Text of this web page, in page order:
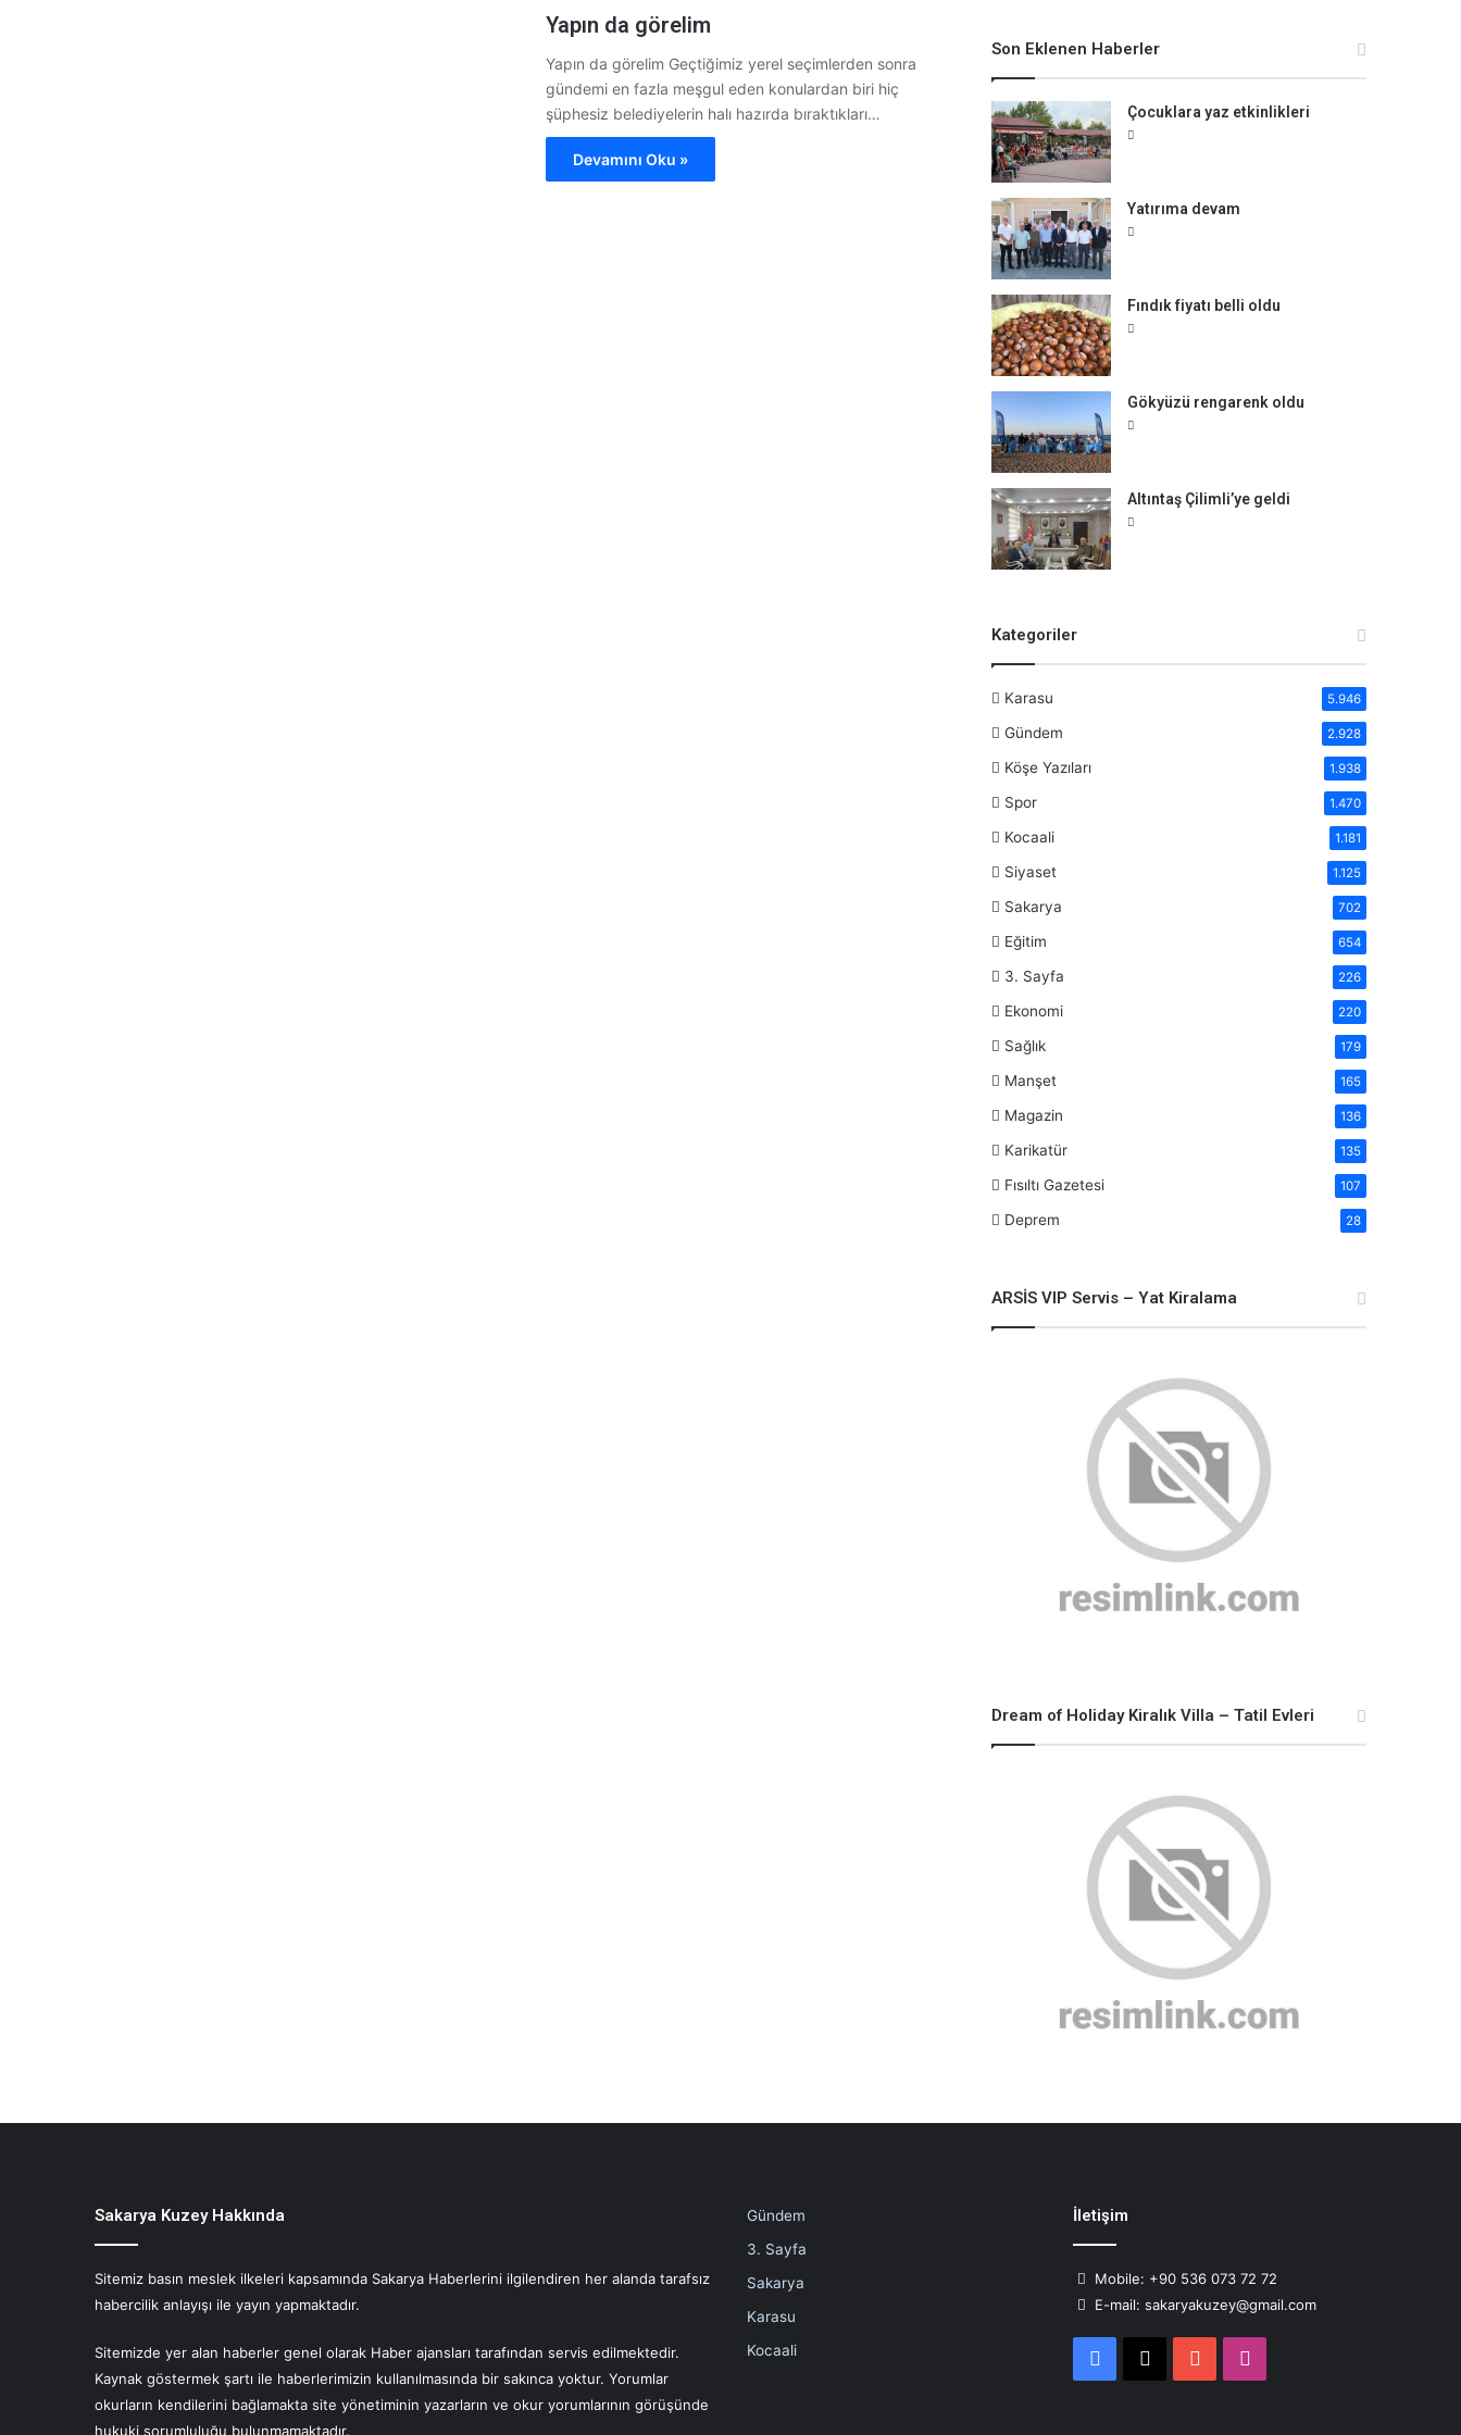
Yapın da görelim
Yapın da görelim Geçtiğimiz yerel seçimlerden sonra
gündemi en fazla meşgul eden konulardan biri hiç
şüphesiz belediyelerin halı hazırda bıraktıkları…
Devamını Oku »
Son Eklenen Haberler
Çocuklara yaz etkinlikleri
Yatırıma devam
Fındık fiyatı belli oldu
Gökyüzü rengarenk oldu
Altıntaş Çilimli’ye geldi
Kategoriler
Karasu 5.946
Gündem 2.928
Köşe Yazıları 1.938
Spor 1.470
Kocaali 1.181
Siyaset 1.125
Sakarya 702
Eğitim 654
3. Sayfa 226
Ekonomi 220
Sağlık 179
Manşet 165
Magazin 136
Karikatür 135
Fısıltı Gazetesi 107
Deprem 28
ARSİS VIP Servis – Yat Kiralama
Dream of Holiday Kiralık Villa – Tatil Evleri
Sakarya Kuzey Hakkında
Sitemiz basın meslek ilkeleri kapsamında Sakarya Haberlerini ilgilendiren her alanda tarafsız
habercilik anlayışı ile yayın yapmaktadır.
Sitemizde yer alan haberler genel olarak Haber ajansları tarafından servis edilmektedir.
Kaynak göstermek şartı ile haberlerimizin kullanılmasında bir sakınca yoktur. Yorumlar
okurların kendilerini bağlamakta site yönetiminin yazarların ve okur yorumlarının görüşünde
hukuki sorumluluğu bulunmamaktadır.
Gündem
3. Sayfa
Sakarya
Karasu
Kocaali
İletişim
Mobile: +90 536 073 72 72
E-mail: sakaryakuzey@gmail.com
Facebook YouTube